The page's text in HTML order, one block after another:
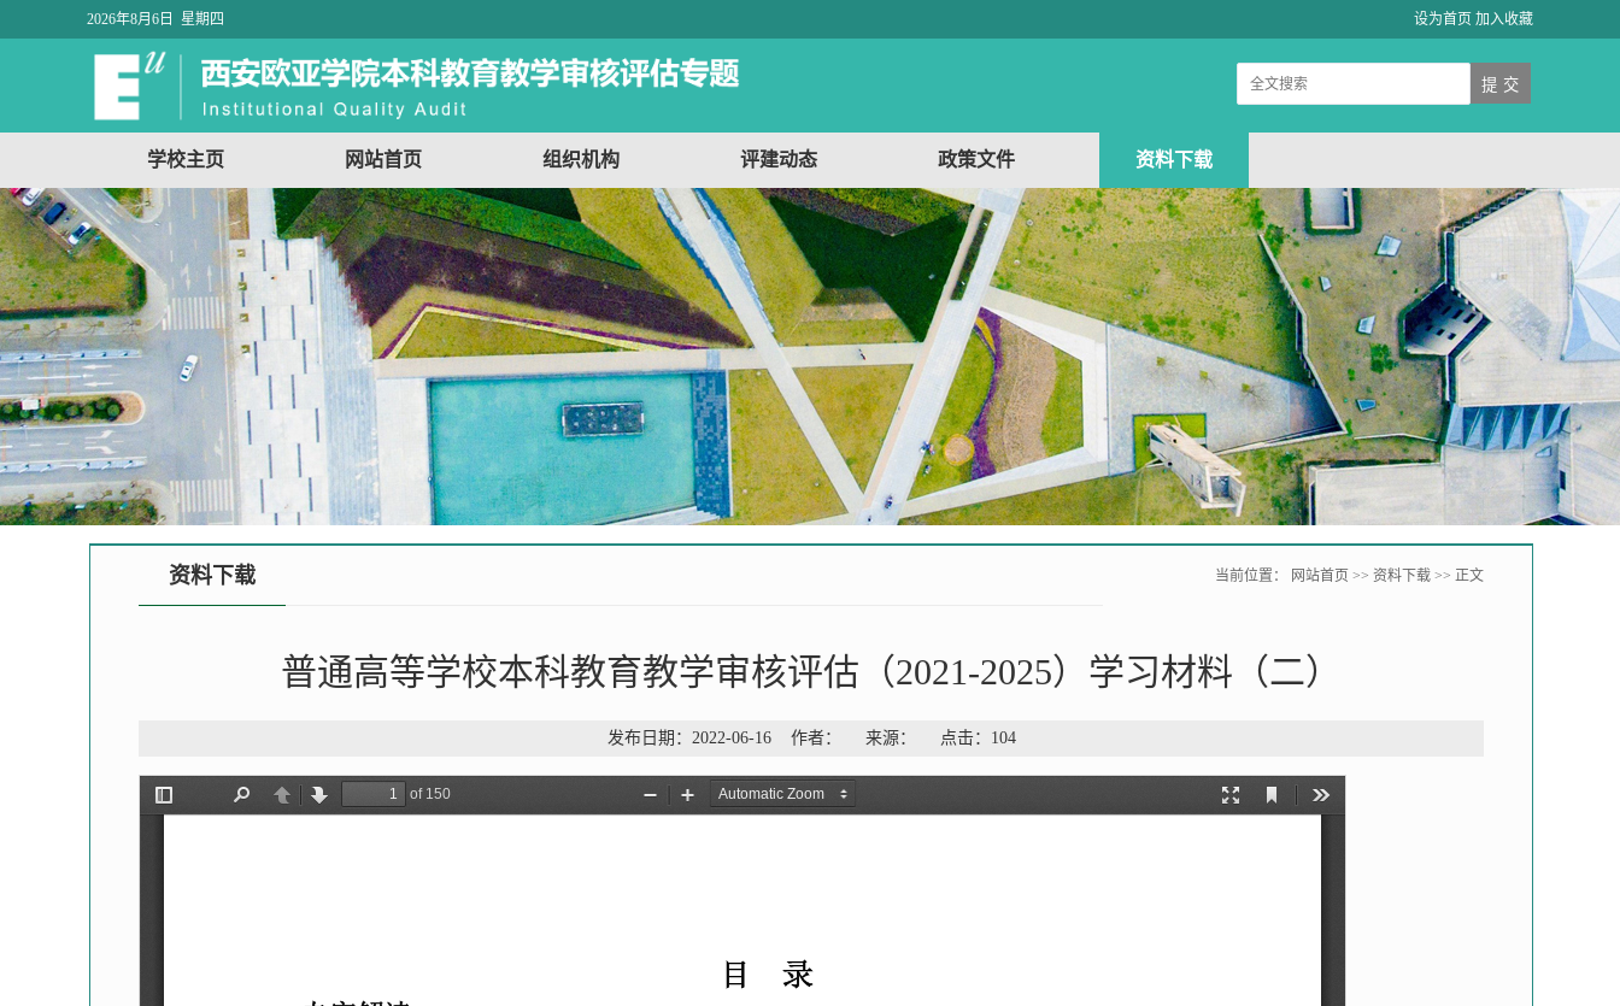
2026年8月6日 星期四 设为首页 加入收藏
学校主页 网站首页 组织机构 评建动态 政策文件 资料下载
资料下载 当前位置： 网站首页 >> 资料下载 >> 正文
普通高等学校本科教育教学审核评估（2021-2025）学习材料（二）
发布日期：2022-06-16 作者： 来源： 点击： 104